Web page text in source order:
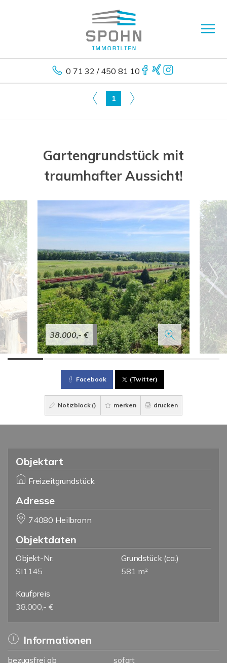
0 71 32 / 450 81 10
1
Gartengrundstück mit
traumhafter Aussicht!
38.000,- €
Facebook (Twitter)
Notizblock () merken drucken
Objektart
Freizeitgrundstück
Adresse
74080 Heilbronn
Objektdaten
Objekt-Nr.
SI1145
Grundstück(ca.)
581 m²
Kaufpreis
38.000,- €
Informationen
bezugsfrei ab sofort